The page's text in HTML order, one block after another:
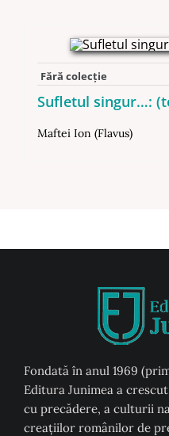
Fără colecție
Sufletul singur…:
Maftei Ion (Flavus)
Fondată în anul 1969
Editura Junimea a
cu precădere, a culturii
creaţiilor românilor de